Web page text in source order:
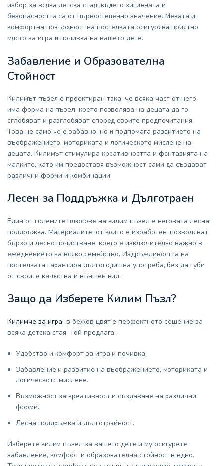
избор за всяка детска стая, където хигиената и
безопасността са от първостепенно значение. Меката и
комфортна повърхност на постелката осигурява приятно
място за игра и почивка на вашето дете.
Забавление и Образователна
Стойност
Килимът пъзел е проектиран така, че всяка част от него
има форма на пъзел, което позволява на децата да го
сглобяват и разглобяват според своите предпочитания.
Това не само че е забавно, но и подпомага развитието на
въображението, моториката и логическото мислене на
децата. Килимът стимулира креативността и фантазията на
малките, като им предоставя възможност сами да създават
различни форми и комбинации.
Лесен за Поддръжка и Дълготраен
Един от големите плюсове на килим пъзел е неговата лесна
поддръжка. Материалите, от които е изработен, позволяват
бързо и лесно почистване, което е изключително важно в
ежедневието на всяко семейство. Издръжливостта на
постелката гарантира дългогодишна употреба, без да губи
от своите качества и външен вид.
Защо да Изберете Килим Пъзл?
Килимче за игра в бежов цвят е перфектното решение за
всяка детска стая. Той предлага:
Удобство и комфорт за игра и почивка.
Забавление и развитие на въображението, моториката и
логическото мислене.
Възможност за креативност и създаване на различни
форми.
Лесна поддръжка и дълготрайност.
Изберете килим пъзел за вашето дете и му осигурете
забавление, комфорт и образователна стойност в едно.